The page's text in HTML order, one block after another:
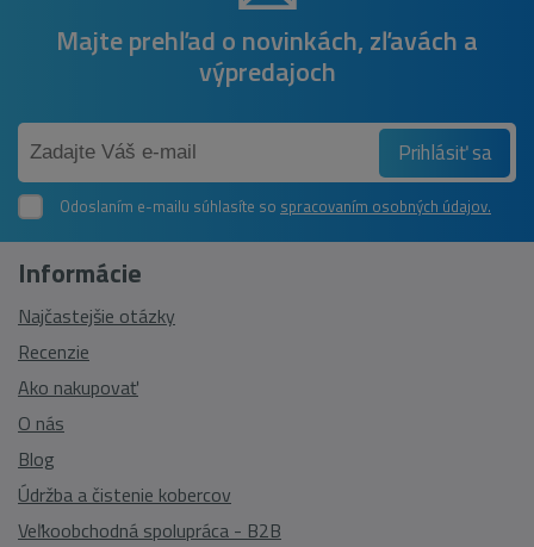
Majte prehľad o novinkách, zľavách a
výpredajoch
Prihlásiť sa
Odoslaním e-mailu súhlasíte so spracovaním osobných údajov.
Informácie
Najčastejšie otázky
Recenzie
Ako nakupovať
O nás
Blog
Údržba a čistenie kobercov
Veľkoobchodná spolupráca - B2B